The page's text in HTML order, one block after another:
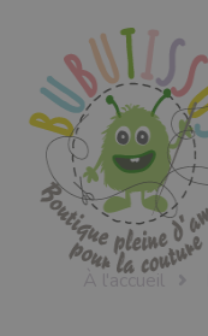
À l'accueil